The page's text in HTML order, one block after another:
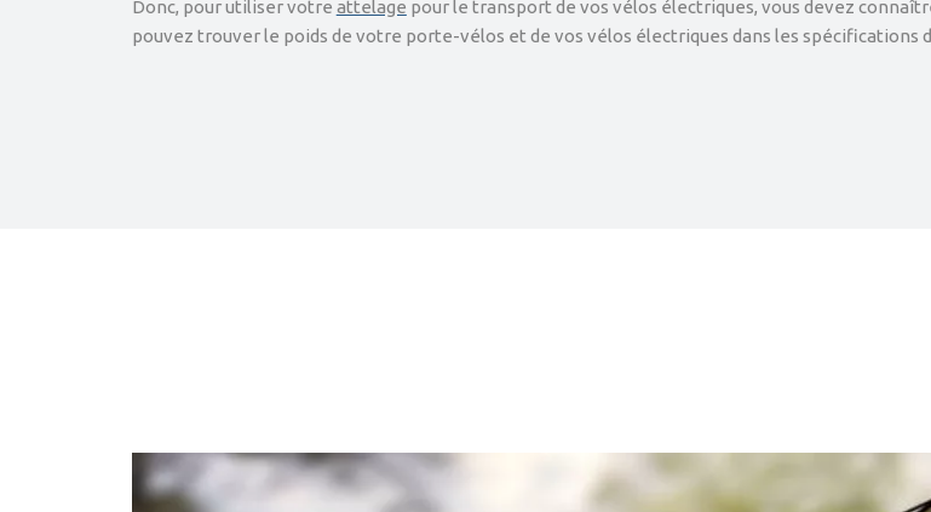
Donc, pour utiliser votre attelage pour le transport de vos vélos électriques, vous devez
pouvez trouver le poids de votre porte-vélos et de vos vélos électriques dans les spécifications